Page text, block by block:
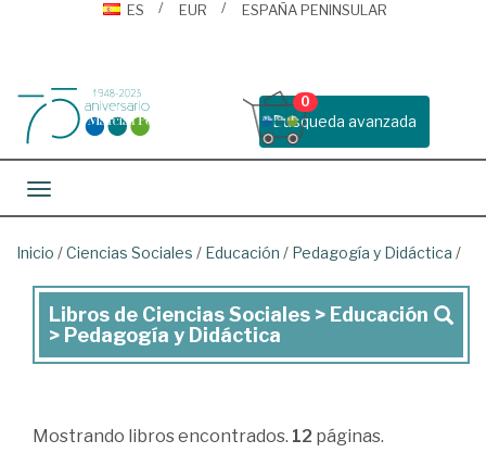
ES
EUR ESPAÑA PENINSULAR
Busqueda avanzada
0
Toggle navigation
Inicio /Ciencias Sociales / Educación / Pedagogía y Didáctica /
Libros
de
Sociales
Libros de Ciencias Sociales > Educación
> Pedagogía y Didáctica
Mostrando libros encontrados. 12 páginas.